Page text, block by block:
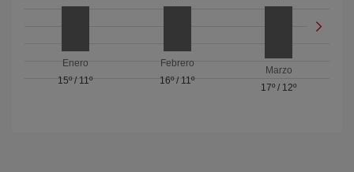
Enero
15º/ 11º
Febrero
16º/ 11º
Marzo
17º / 12º